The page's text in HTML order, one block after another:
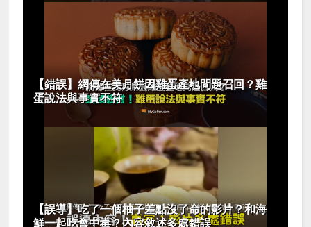
【錯誤】網傳在美月餅因雞蛋產地問題召回？雞
蛋說法與事實不符
【誤導】吃了一個柚子差點沒了命的影片？和海
鮮一起吃會中毒？內容敘述多處錯誤